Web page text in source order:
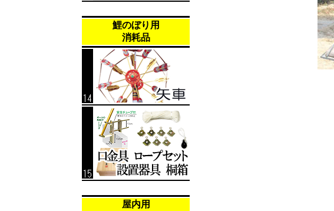
鯉のぼり用
消耗品
屋内用